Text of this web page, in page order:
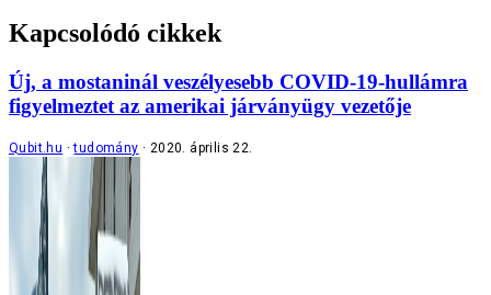
Kapcsolódó cikkek
Új, a mostaninál veszélyesebb COVID-19-hullámra
figyelmeztet az amerikai járványügy vezetője
Qubit.hu tudomány 2020. április 22.